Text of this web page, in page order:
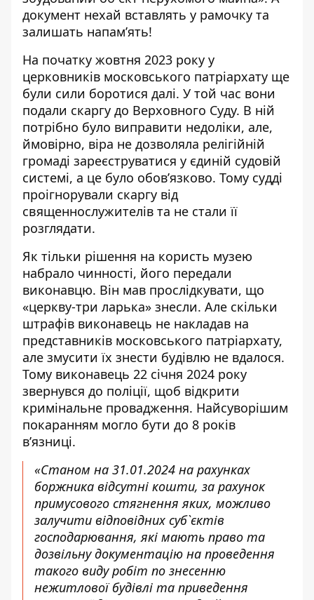
документ нехай вставлять у рамочку та
залишать напам’ять!
На початку жовтня 2023 року у
церковників московського патріархату ще
були сили боротися далі. У той час вони
подали скаргу до Верховного Суду. В ній
потрібно було виправити недоліки, але,
ймовірно, віра не дозволяла релігійній
громаді зареєструватися у єдиній судовій
системі, а це було обов’язково. Тому судді
проігнорували скаргу від
священнослужителів та не стали її
розглядати.
Як тільки рішення на користь музею
набрало чинності, його передали
виконавцю. Він мав прослідкувати, що
«церкву-три ларька» знесли. Але скільки
штрафів виконавець не накладав на
представників московського патріархату,
але змусити їх знести будівлю не вдалося.
Тому виконавець 22 січня 2024 року
звернувся до поліції, щоб відкрити
кримінальне провадження. Найсуворішим
покаранням могло бути до 8 років
в’язниці.
«Станом на 31.01.2024 на рахунках
боржника відсутні кошти, за рахунок
примусового стягнення яких, можливо
залучити відповідних суб`єктів
господарювання, які мають право та
дозвільну документацію на проведення
такого виду робіт по знесенню
нежитлової будівлі та приведення